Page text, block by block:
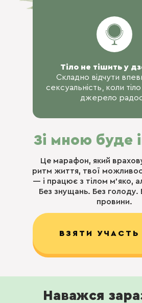
Тіло не тішить у
Складно відчути
сексуальність, коли
джерело
ВЗЯТИ УЧАСТЬ
Це марафон, який
ритм життя, твої
— і працює з тілом м’яко,
Без знущань. Без голоду.
провини.
Зі мною буде
Наважся